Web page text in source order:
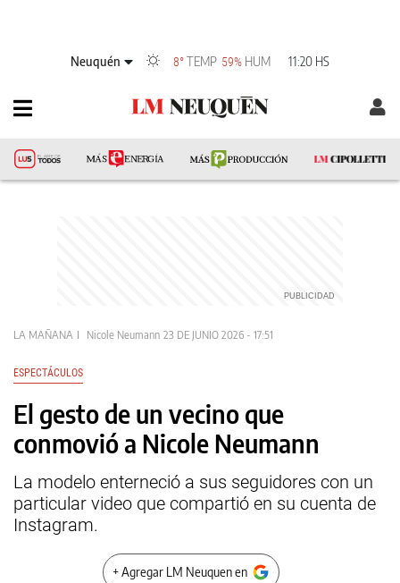
Neuquén 8°TEMP 59% HUM 11:20 HS
LA MAÑANA Nicole Neumann 23 DE JUNIO 2026 - 17:51
ESPECTÁCULOS
El gesto de un vecino que
conmovió a Nicole Neumann
La modelo enterneció a sus seguidores con un
particular video que compartió en su cuenta de
Instagram.
+ Agregar LM Neuquen en